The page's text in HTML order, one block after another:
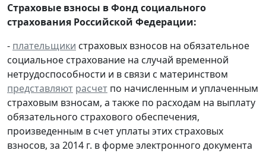
Страховые взносы в Фонд социального
страхования Российской Федерации:
- плательщики страховых взносов на обязательное
социальное страхование на случай временной
нетрудоспособности и в связи с материнством
представляют расчет по начисленным и уплаченным
страховым взносам, а также по расходам на выплату
обязательного страхового обеспечения,
произведенным в счет уплаты этих страховых
взносов, за 2014 г. в форме электронного документа